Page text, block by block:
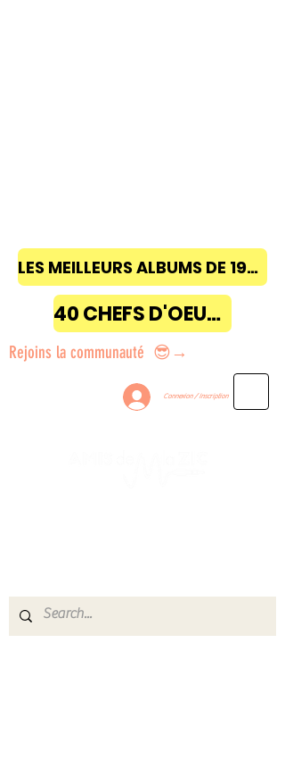
LES MEILLEURS ALBUMS DE 1968 à 2018
40 CHEFS D'OEUVRE
Rejoins la communauté 😎→
Connexion / Inscription